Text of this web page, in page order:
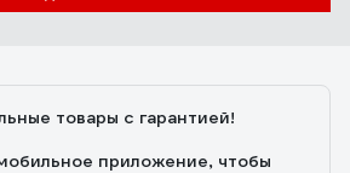
товары с гарантией!
приложение, чтобы